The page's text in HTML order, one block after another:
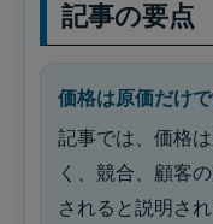
記事の要点
価格は原価だけ
記事では、価格
く、競合、顧客
されると説明され